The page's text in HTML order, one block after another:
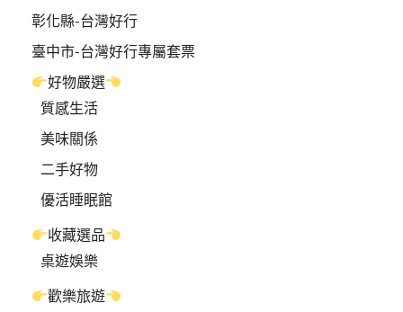
彰化縣-台灣好行
臺中市-台灣好行專屬套票
好物嚴選
質感生活
美味關係
二手好物
優活睡眠館
收藏選品
桌遊娛樂
歡樂旅遊